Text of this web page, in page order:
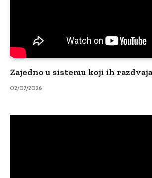
Zajedno u sistemu koji ih razdvaja
02/07/2026